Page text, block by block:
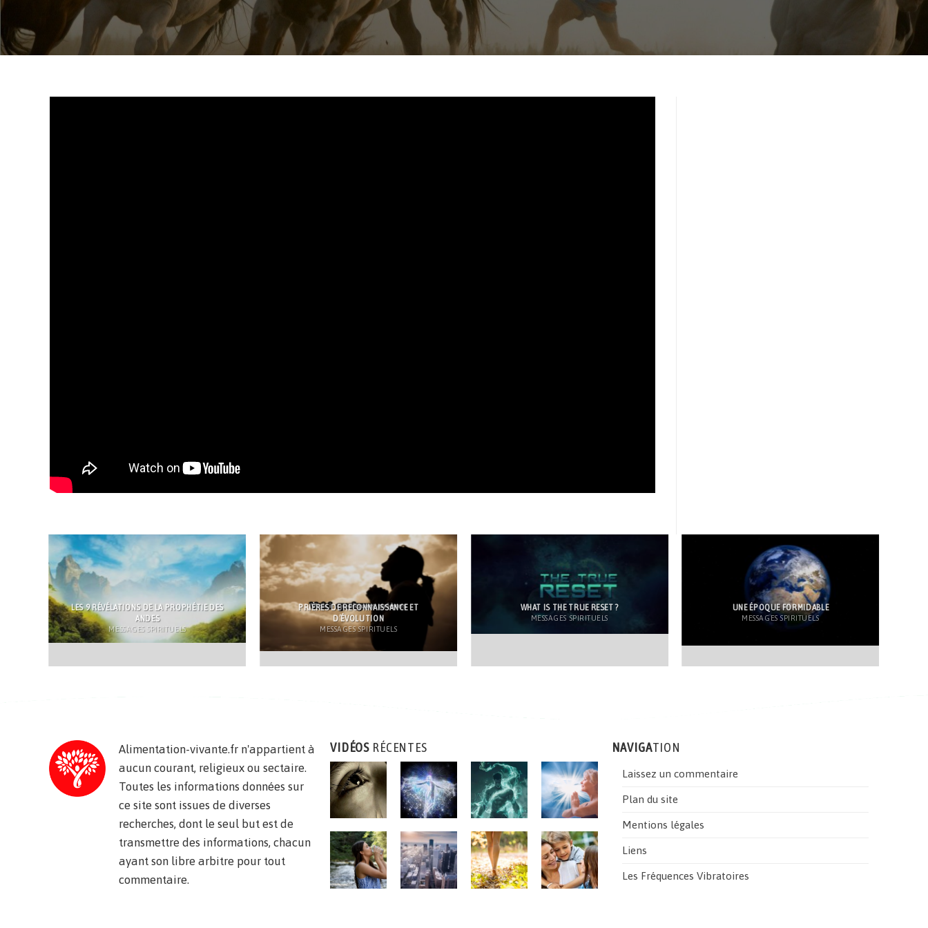
LES 9 RÉVÉLATIONS DE LA PROPHÉTIE DES
ANDES
MESSAGES SPIRITUELS
PRIÈRES DE RECONNAISSANCE ET
D’ÉVOLUTION
MESSAGES SPIRITUELS
WHAT IS THE TRUE RESET ?
MESSAGES SPIRITUELS
UNE ÉPOQUE FORMIDABLE
MESSAGES SPIRITUELS
Alimentation-vivante.fr n'appartient à
aucun courant, religieux ou sectaire.
Toutes les informations données sur
ce site sont issues de diverses
recherches, dont le seul but est de
transmettre des informations, chacun
ayant son libre arbitre pour tout
commentaire.
VIDÉOS RÉCENTES NAVIGATION
Laissez un commentaire
Plan du site
Mentions légales
Liens
Les Fréquences Vibratoires